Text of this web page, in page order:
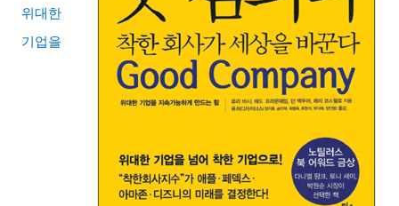
위대한
기업을